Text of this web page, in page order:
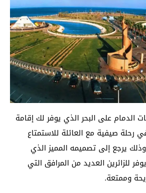
الدمام على البحر الذي يوفر لك إقامة
رحلة صيفية مع العائلة للاستمتاع
وذلك يرجع إلى تصميمه المميز الذي
للزائرين العديد من المرافق التي
وممتعة.